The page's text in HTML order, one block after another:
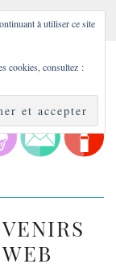
à utiliser ce site
cookies, consultez :